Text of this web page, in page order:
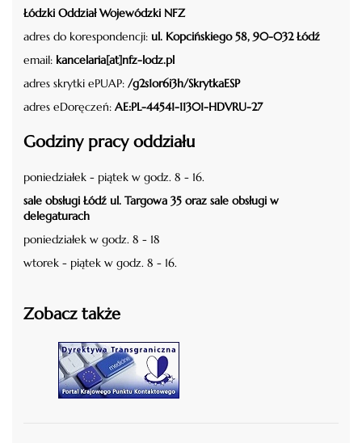
Łódzki Oddział Wojewódzki NFZ
adres do korespondencji: ul. Kopcińskiego 58, 90-032 Łódź
email: kancelaria[at]nfz-lodz.pl
adres skrytki ePUAP: /g2s1or6i3h/SkrytkaESP
adres eDoręczeń: AE:PL-44541-11301-HDVRU-27
Godziny pracy oddziału
poniedziałek - piątek w godz. 8 - 16.
sale obsługi Łódź ul. Targowa 35 oraz sale obsługi w
delegaturach
poniedziałek w godz. 8 - 18
wtorek - piątek w godz. 8 - 16.
Zobacz także
czytaj więcej